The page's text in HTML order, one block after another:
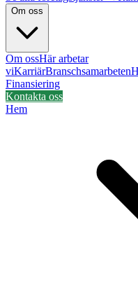
Om oss
Om ossHär arbetar
viKarriärBranschsamarbeten
Finansiering
Kontakta oss
Hem